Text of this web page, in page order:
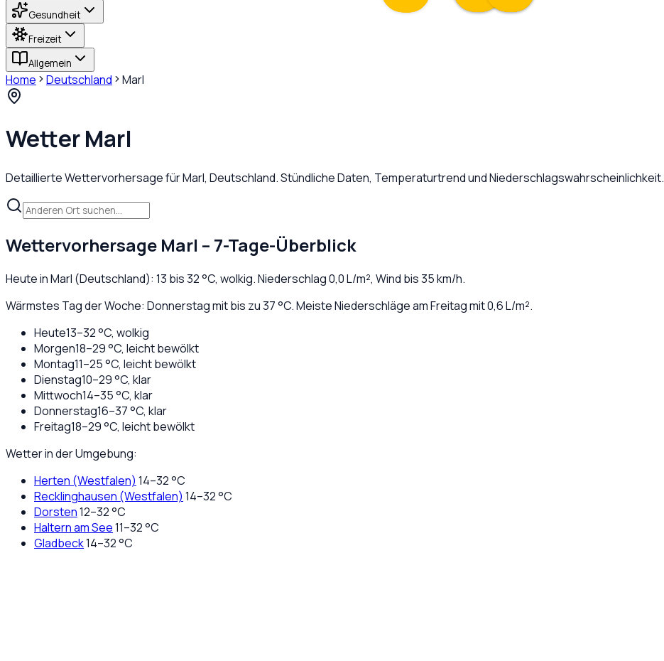
Gesundheit
Freizeit
Allgemein
Home Deutschland Marl
WetterMarl
Detaillierte Wettervorhersage fürMarl, Deutschland. Stündliche Daten, Temperaturtrend und Niederschlagswahrscheinlichkeit.
Wettervorhersage Marl – 7-Tage-Überblick
Heute inMarl (Deutschland): 13 bis32°C, wolkig. Niederschlag0,0L/m², Wind bis35km/h.
Wärmstes Tag der Woche: Donnerstag mit bis zu 37 °C. Meiste Niederschläge am Freitag mit 0,6 L/m².
Heute13–32°C, wolkig
Morgen18–29°C, leicht bewölkt
Montag11–25°C, leicht bewölkt
Dienstag10–29°C, klar
Mittwoch14–35°C, klar
Donnerstag16–37°C, klar
Freitag18–29°C, leicht bewölkt
Wetter in der Umgebung:
Herten (Westfalen) 14–32°C
Recklinghausen (Westfalen) 14–32°C
Dorsten12–32°C
Haltern am See11–32°C
Gladbeck14–32°C